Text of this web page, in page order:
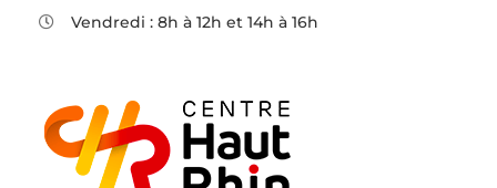
Vendredi : 8h à 12h et 14h à 16h